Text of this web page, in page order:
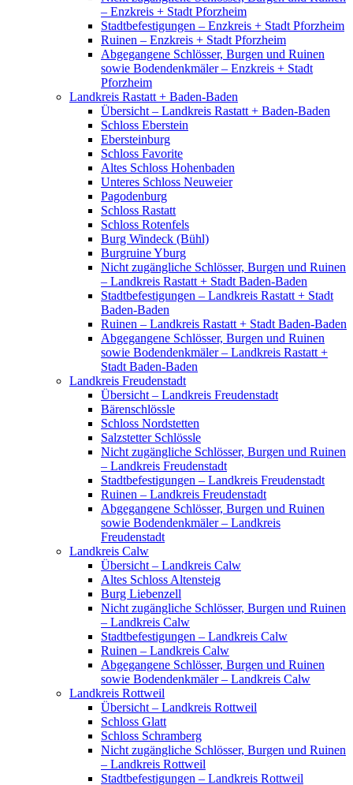
– Enzkreis + Stadt Pforzheim
Stadtbefestigungen – Enzkreis + Stadt Pforzheim
Ruinen – Enzkreis + Stadt Pforzheim
Abgegangene Schlösser, Burgen und Ruinen
sowie Bodendenkmäler – Enzkreis + Stadt
Pforzheim
Landkreis Rastatt + Baden-Baden
Übersicht – Landkreis Rastatt + Baden-Baden
Schloss Eberstein
Ebersteinburg
Schloss Favorite
Altes Schloss Hohenbaden
Unteres Schloss Neuweier
Pagodenburg
Schloss Rastatt
Schloss Rotenfels
Burg Windeck (Bühl)
Burgruine Yburg
Nicht zugängliche Schlösser, Burgen und Ruinen
– Landkreis Rastatt + Stadt Baden-Baden
Stadtbefestigungen – Landkreis Rastatt + Stadt
Baden-Baden
Ruinen – Landkreis Rastatt + Stadt Baden-Baden
Abgegangene Schlösser, Burgen und Ruinen
sowie Bodendenkmäler – Landkreis Rastatt +
Stadt Baden-Baden
Landkreis Freudenstadt
Übersicht – Landkreis Freudenstadt
Bärenschlössle
Schloss Nordstetten
Salzstetter Schlössle
Nicht zugängliche Schlösser, Burgen und Ruinen
– Landkreis Freudenstadt
Stadtbefestigungen – Landkreis Freudenstadt
Ruinen – Landkreis Freudenstadt
Abgegangene Schlösser, Burgen und Ruinen
sowie Bodendenkmäler – Landkreis
Freudenstadt
Landkreis Calw
Übersicht – Landkreis Calw
Altes Schloss Altensteig
Burg Liebenzell
Nicht zugängliche Schlösser, Burgen und Ruinen
– Landkreis Calw
Stadtbefestigungen – Landkreis Calw
Ruinen – Landkreis Calw
Abgegangene Schlösser, Burgen und Ruinen
sowie Bodendenkmäler – Landkreis Calw
Landkreis Rottweil
Übersicht – Landkreis Rottweil
Schloss Glatt
Schloss Schramberg
Nicht zugängliche Schlösser, Burgen und Ruinen
– Landkreis Rottweil
Stadtbefestigungen – Landkreis Rottweil